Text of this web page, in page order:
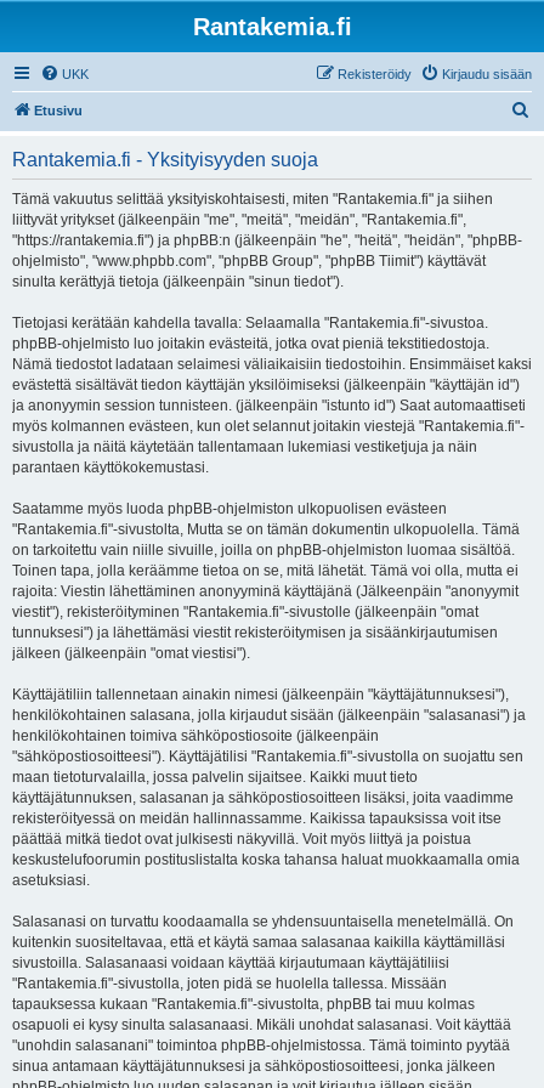
Rantakemia.fi
UKK Kirjaudu sisään
Rekisteröidy
Etusivu
Rantakemia.fi - Yksityisyyden suoja
Tämä vakuutus selittää yksityiskohtaisesti, miten "Rantakemia.fi" ja siihen
liittyvät yritykset (jälkeenpäin "me", "meitä", "meidän", "Rantakemia.fi",
"https://rantakemia.fi") ja phpBB:n (jälkeenpäin "he", "heitä", "heidän", "phpBB-
ohjelmisto", "www.phpbb.com", "phpBB Group", "phpBB Tiimit") käyttävät
sinulta kerättyjä tietoja (jälkeenpäin "sinun tiedot").
Tietojasi kerätään kahdella tavalla: Selaamalla "Rantakemia.fi"-sivustoa.
phpBB-ohjelmisto luo joitakin evästeitä, jotka ovat pieniä tekstitiedostoja.
Nämä tiedostot ladataan selaimesi väliaikaisiin tiedostoihin. Ensimmäiset kaksi
evästettä sisältävät tiedon käyttäjän yksilöimiseksi (jälkeenpäin "käyttäjän id")
ja anonyymin session tunnisteen. (jälkeenpäin "istunto id") Saat automaattiseti
myös kolmannen evästeen, kun olet selannut joitakin viestejä "Rantakemia.fi"-
sivustolla ja näitä käytetään tallentamaan lukemiasi vestiketjuja ja näin
parantaen käyttökokemustasi.
Saatamme myös luoda phpBB-ohjelmiston ulkopuolisen evästeen
"Rantakemia.fi"-sivustolta, Mutta se on tämän dokumentin ulkopuolella. Tämä
on tarkoitettu vain niille sivuille, joilla on phpBB-ohjelmiston luomaa sisältöä.
Toinen tapa, jolla keräämme tietoa on se, mitä lähetät. Tämä voi olla, mutta ei
rajoita: Viestin lähettäminen anonyyminä käyttäjänä (Jälkeenpäin "anonyymit
viestit"), rekisteröityminen "Rantakemia.fi"-sivustolle (jälkeenpäin "omat
tunnuksesi") ja lähettämäsi viestit rekisteröitymisen ja sisäänkirjautumisen
jälkeen (jälkeenpäin "omat viestisi").
Käyttäjätiliin tallennetaan ainakin nimesi (jälkeenpäin "käyttäjätunnuksesi"),
henkilökohtainen salasana, jolla kirjaudut sisään (jälkeenpäin "salasanasi") ja
henkilökohtainen toimiva sähköpostiosoite (jälkeenpäin
"sähköpostiosoitteesi"). Käyttäjätilisi "Rantakemia.fi"-sivustolla on suojattu sen
maan tietoturvalailla, jossa palvelin sijaitsee. Kaikki muut tieto
käyttäjätunnuksen, salasanan ja sähköpostiosoitteen lisäksi, joita vaadimme
rekisteröityessä on meidän hallinnassamme. Kaikissa tapauksissa voit itse
päättää mitkä tiedot ovat julkisesti näkyvillä. Voit myös liittyä ja poistua
keskustelufoorumin postituslistalta koska tahansa haluat muokkaamalla omia
asetuksiasi.
Salasanasi on turvattu koodaamalla se yhdensuuntaisella menetelmällä. On
kuitenkin suositeltavaa, että et käytä samaa salasanaa kaikilla käyttämilläsi
sivustoilla. Salasanaasi voidaan käyttää kirjautumaan käyttäjätiliisi
"Rantakemia.fi"-sivustolla, joten pidä se huolella tallessa. Missään
tapauksessa kukaan "Rantakemia.fi"-sivustolta, phpBB tai muu kolmas
osapuoli ei kysy sinulta salasanaasi. Mikäli unohdat salasanasi. Voit käyttää
"unohdin salasanani" toimintoa phpBB-ohjelmistossa. Tämä toiminto pyytää
sinua antamaan käyttäjätunnuksesi ja sähköpostiosoitteesi, jonka jälkeen